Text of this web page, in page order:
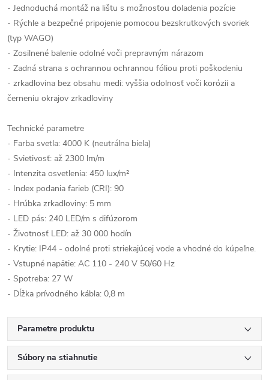
- Jednoduchá montáž na lištu s možnosťou doladenia pozície
- Rýchle a bezpečné pripojenie pomocou bezskrutkových svoriek
(typ WAGO)
- Zosilnené balenie odolné voči prepravným nárazom
- Zadná strana s ochrannou ochrannou fóliou proti poškodeniu
- zrkadlovina bez obsahu medi: vyššia odolnosť voči korózii a
černeniu okrajov zrkadloviny
Technické parametre
- Farba svetla: 4000 K (neutrálna biela)
- Svietivosť: až 2300 lm/m
- Intenzita osvetlenia: 450 lux/m²
- Index podania farieb (CRI): 90
- Hrúbka zrkadloviny: 5 mm
- LED pás: 240 LED/m s difúzorom
- Životnosť LED: až 30 000 hodín
- Krytie: IP44 - odolné proti striekajúcej vode a vhodné do kúpeľne.
- Vstupné napätie: AC 110 - 240 V 50/60 Hz
- Spotreba: 27 W
- Dĺžka prívodného kábla: 0,8 m
Parametre produktu
Súbory na stiahnutie